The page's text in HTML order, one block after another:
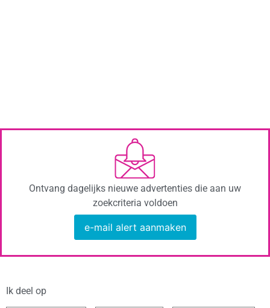
Ontvang dagelijks nieuwe advertenties die aan uw
zoekcriteria voldoen
e-mail alert aanmaken
Ik deel op